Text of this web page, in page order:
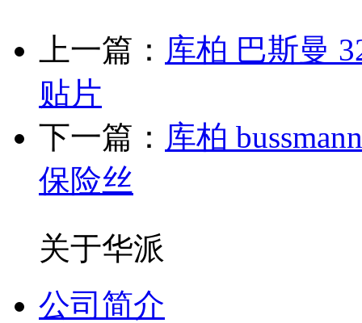
上一篇： 库柏 巴斯曼
贴片
下一篇： 库柏
保险丝
关于华派
公司简介